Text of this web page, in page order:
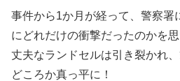
事件から1か月が経って、警察署
にどれだけの衝撃だったのかを
丈夫なランドセルは引き裂かれ
どころか真っ平に！